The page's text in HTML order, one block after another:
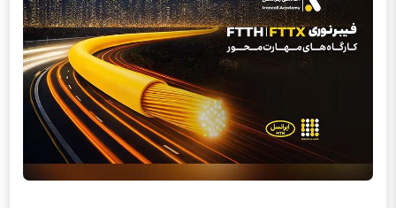
برگزاری کارگاه‌های تخصصی فیبر نوری ایرانسل در